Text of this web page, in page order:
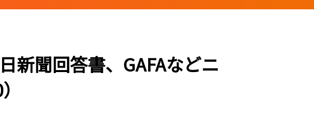
新聞回答書、GAFAなどニ